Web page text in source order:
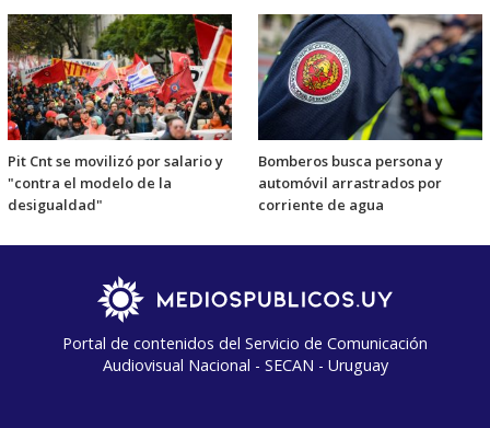
Pit Cnt se movilizó por salario y
"contra el modelo de la
desigualdad"
Bomberos busca persona y
automóvil arrastrados por
corriente de agua
Portal de contenidos del Servicio de Comunicación
Audiovisual Nacional - SECAN - Uruguay